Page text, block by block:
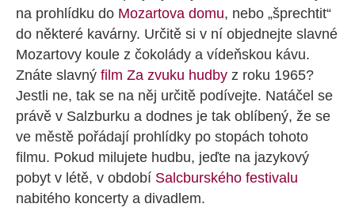
na prohlídku do Mozartova domu, nebo „šprechtit“
do některé kavárny. Určitě si v ní objednejte slavné
Mozartovy koule z čokolády a vídeňskou kávu.
Znáte slavný film Za zvuku hudby z roku 1965?
Jestli ne, tak se na něj určitě podívejte. Natáčel se
právě v Salzburku a dodnes je tak oblíbený, že se
ve městě pořádají prohlídky po stopách tohoto
filmu. Pokud milujete hudbu, jeďte na jazykový
pobyt v létě, v období Salcburského festivalu
nabitého koncerty a divadlem.